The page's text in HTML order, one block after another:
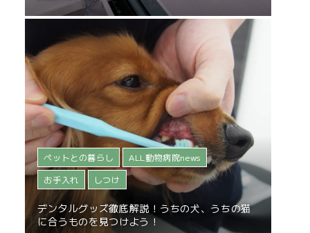
ペットとの暮らし
ALL動物病院news
お手入れ
しつけ
デンタルグッズ徹底解説！うちの犬、うちの猫
に合うものを見つけよう！